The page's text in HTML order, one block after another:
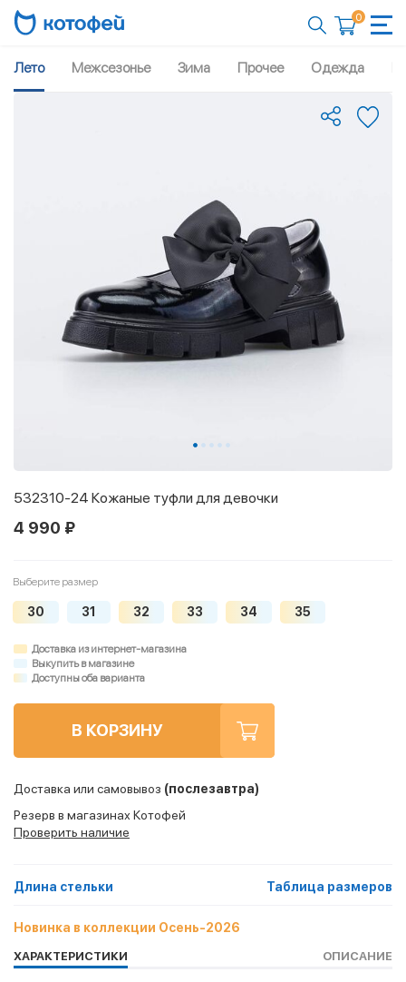
0
Лето Межсезонье Зима Прочее Одежда
532310-24 Кожаные туфли для девочки
4 990 ₽
Выберите размер
30 31 32 33 34 35
Доставка из интернет-магазина
Выкупить в магазине
Доступны оба варианта
В КОРЗИНУ
Доставка или самовывоз (послезавтра)
Резерв в магазинах Котофей
Проверить наличие
Длина стельки Таблица размеров
Новинка в коллекции Осень-2026
ХАРАКТЕРИСТИКИ ОПИСАНИЕ